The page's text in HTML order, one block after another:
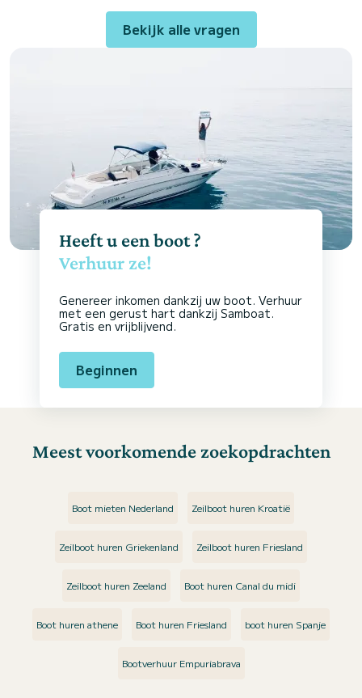
Bekijk alle vragen
Heeft u een boot ?
Verhuur ze!
Genereer inkomen dankzij uw boot. Verhuur
met een gerust hart dankzij Samboat.
Gratis en vrijblijvend.
Beginnen
Meest voorkomende zoekopdrachten
Boot mieten Nederland Zeilboot huren Kroatië
Zeilboot huren Griekenland Zeilboot huren Friesland
Zeilboot huren Zeeland Boot huren Canal du midi
Boot huren athene Boot huren Friesland boot huren Spanje
Bootverhuur Empuriabrava